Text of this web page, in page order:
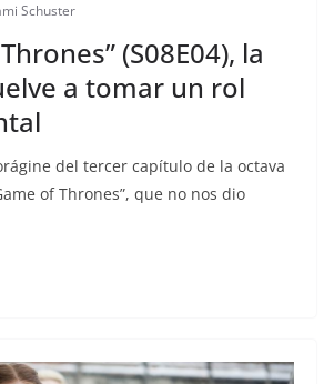
Schuster
(S08E04), la
a tomar un rol
del tercer capítulo de la octava
of Thrones”, que no nos dio